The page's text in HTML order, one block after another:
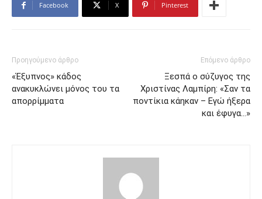
Facebook X Pinterest
Προηγούμενο άρθρο
«Έξυπνος» κάδος
ανακυκλώνει μόνος του τα
απορρίμματα
Επόμενο άρθρο
Ξεσπά ο σύζυγος της
Χριστίνας Λαμπίρη: «Σαν τα
ποντίκια κάηκαν – Εγώ ήξερα
και έφυγα…»